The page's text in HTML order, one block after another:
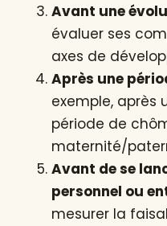
Avant une
évaluer ses
axes de
Après une
exemple, après
période de
maternité/
Avant de se
personnel ou
mesurer la